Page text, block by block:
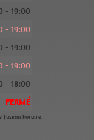
- 19:00
- 19:00
- 19:00
- 19:00
- 18:00
FERMÉ
fuseau horaire.